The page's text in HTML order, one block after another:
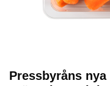
Pressbyråns